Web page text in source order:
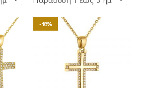
-18%